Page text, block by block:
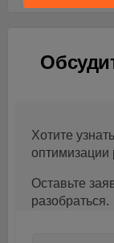
Хотите
Оставьте
разобраться.